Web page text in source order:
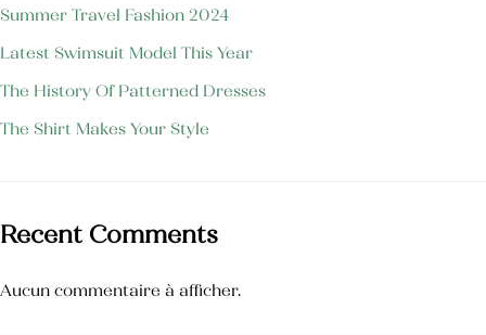
Summer Travel Fashion 2024
Latest Swimsuit Model This Year
The History Of Patterned Dresses
The Shirt Makes Your Style
Recent Comments
Aucun commentaire à afficher.
figue de barbarie
145,000TND
Crème pour les mains